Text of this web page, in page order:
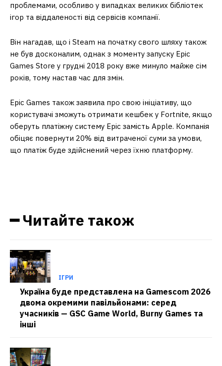
проблемами, особливо у випадках великих бібліотек
ігор та віддаленості від сервісів компанії.
Він нагадав, що і Steam на початку свого шляху також
не був досконалим, однак з моменту запуску Epic
Games Store у грудні 2018 року вже минуло майже сім
років, тому настав час для змін.
Epic Games також заявила про свою ініціативу, що
користувачі зможуть отримати кешбек у Fortnite, якщо
оберуть платіжну систему Epic замість Apple. Компанія
обіцяє повернути 20% від витраченої суми за умови,
що платіж буде здійснений через їхню платформу.
━ Читайте також
ІГРИ
Україна буде представлена на Gamescom 2026
двома окремими павільйонами: серед
учасників — GSC Game World, Burny Games та
інші